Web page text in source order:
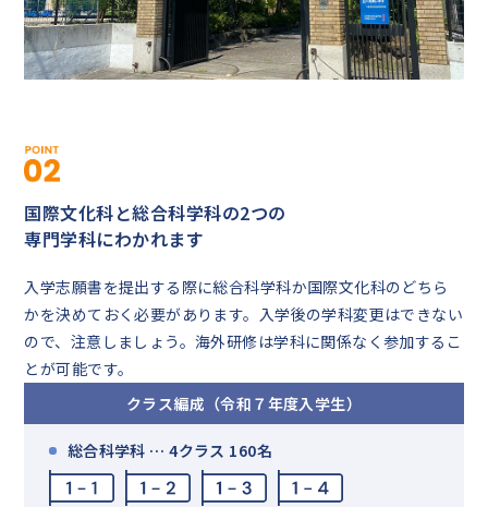
クラス編成（令和７年度入学生）
総合科学科 … 4クラス 160名
国際文化科と総合科学科の2つの
専門学科にわかれます
入学志願書を提出する際に総合科学科か国際文化科のどちら
かを決めておく必要があります。入学後の学科変更はできない
ので、注意しましょう。海外研修は学科に関係なく参加するこ
とが可能です。